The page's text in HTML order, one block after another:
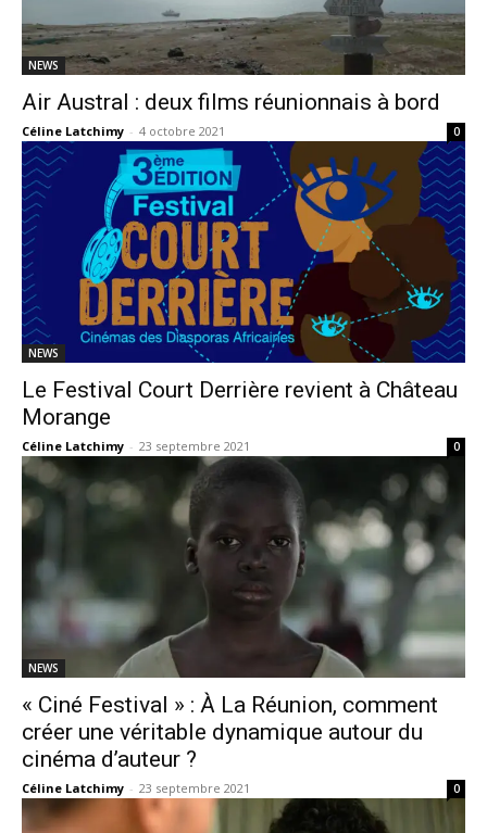
NEWS
Air Austral : deux films réunionnais à bord
Céline Latchimy - 4 octobre 2021 0
NEWS
Le Festival Court Derrière revient à Château
Morange
Céline Latchimy - 23 septembre 2021 0
NEWS
« Ciné Festival » : À La Réunion, comment
créer une véritable dynamique autour du
cinéma d’auteur ?
Céline Latchimy - 23 septembre 2021 0